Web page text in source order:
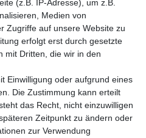
1 bis 3 Werktage
mit DHL
Rückgaberecht
Sie uns!
(z.B. IP-Adresse), um z.B.
Medien von
Zugriffe auf unsere Website zu
erfolgt erst durch gesetzte
mit Dritten, die wir in den
Einwilligung oder aufgrund eines
Die Zustimmung kann erteilt
das Recht, nicht einzuwilligen
Zeitpunkt zu ändern oder
zur Verwendung